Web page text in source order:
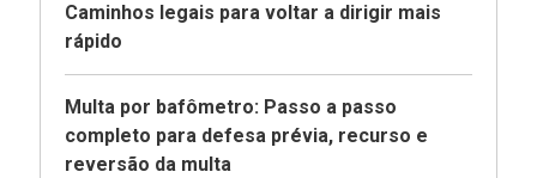
Caminhos legais para voltar a dirigir mais
rápido
Multa por bafômetro: Passo a passo
completo para defesa prévia, recurso e
reversão da multa